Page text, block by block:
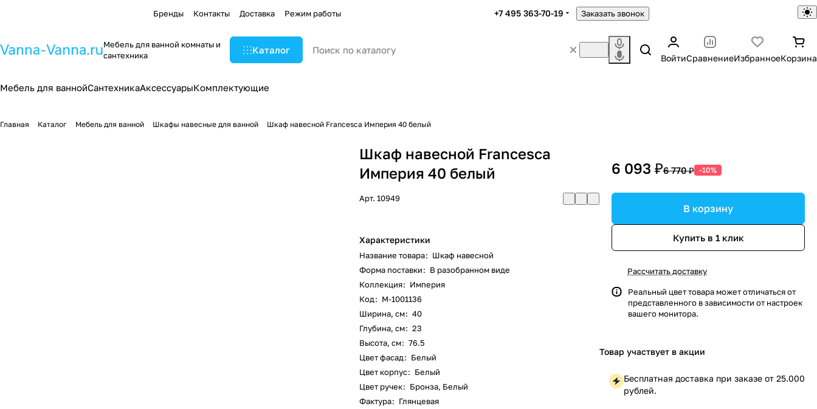
Бренды Контакты Доставка Режим работы +7 495 363-70-19 Заказать звонок
Мебель для ванной комнаты и
сантехника
Каталог
ВойтиСравнениеИзбранноеКорзина
Мебель для ваннойСантехникаАксессуарыКомплектующие
Главная Каталог Мебель для ванной Шкафы навесные для ванной Шкаф навесной Francesca Империя 40 белый
Шкаф навесной Francesca
Империя 40 белый
Арт.10949
Характеристики
Название товара: Шкаф навесной
Форма поставки: В разобранном виде
Коллекция: Империя
Код: M-1001136
Ширина, см: 40
Глубина, см: 23
Высота, см: 76.5
Цвет фасад: Белый
Цвет корпус: Белый
Цвет ручек: Бронза, Белый
Фактура: Глянцевая
6 093 ₽6 770 ₽ -10%
В корзину
Купить в 1 клик
Рассчитать доставку
Реальный цвет товара может отличаться от
представленного в зависимости от настроек
вашего монитора.
Товар участвует в акции
Бесплатная доставка при заказе от 25.000
рублей.